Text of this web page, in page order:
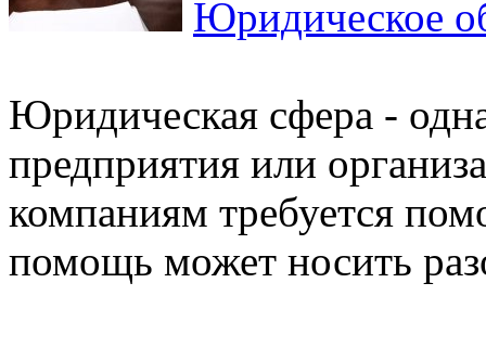
Юридическое
Юридическая сфера -
предприятия или
компаниям требуется
помощь может носить